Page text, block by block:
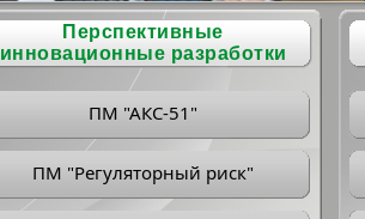
Перспективные
инновационные разработки
ПМ "АКС-51"
ПМ "Регуляторный риск"